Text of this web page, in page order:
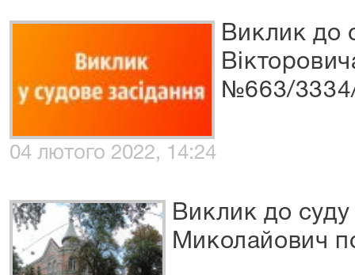
Виклик до
№663/
04 лютого 2022, 14:24
Виклик до
Миколайович